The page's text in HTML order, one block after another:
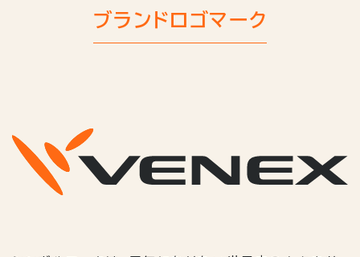
ブランドロゴマーク